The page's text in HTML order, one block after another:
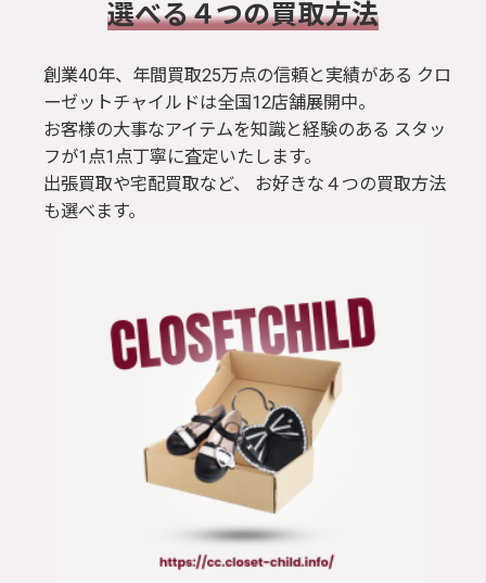
​選べる４つの買取方法
創業40年、年間買取25万点の信頼と実績がある クロ
ーゼットチャイルドは全国12店舗展開中。
お客様の大事なアイテムを知識と経験のある スタッ
フが1点1点丁寧に査定いたします。
出張買取や宅配買取など、 お好きな４つの買取方法
も選べます。